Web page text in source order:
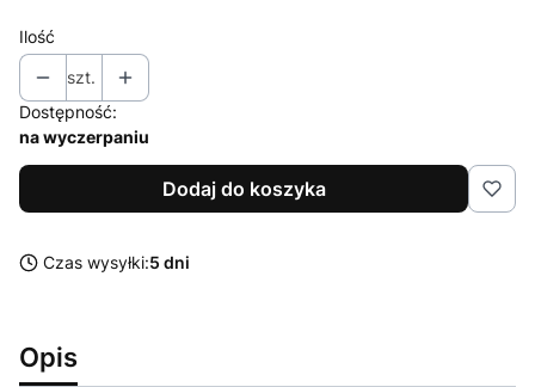
Ilość
szt.
Dostępność:
na wyczerpaniu
Dodaj do koszyka
Czas wysyłki:5 dni
Opis